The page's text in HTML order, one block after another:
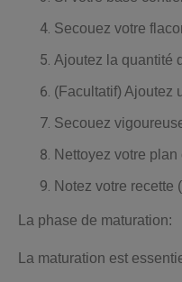
Secouez votre
Ajoutez la quantité
(Facultatif) Ajoutez
Secouez
Nettoyez votre
Notez votre recette
La phase de maturation:
La maturation est